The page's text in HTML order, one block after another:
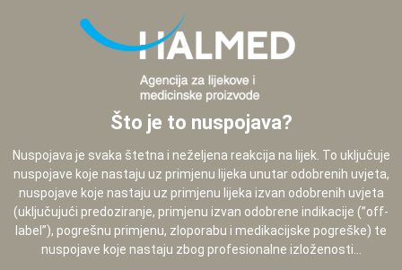
Što je to nuspojava?
Nuspojava je svaka štetna i neželjena reakcija na lijek. To uključuje
nuspojave koje nastaju uz primjenu lijeka unutar odobrenih uvjeta,
nuspojave koje nastaju uz primjenu lijeka izvan odobrenih uvjeta
(uključujući predoziranje, primjenu izvan odobrene indikacije (”off-
label”), pogrešnu primjenu, zloporabu i medikacijske pogreške) te
nuspojave koje nastaju zbog profesionalne izloženosti...